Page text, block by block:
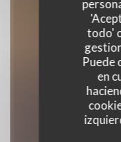
todo'
Puede
en